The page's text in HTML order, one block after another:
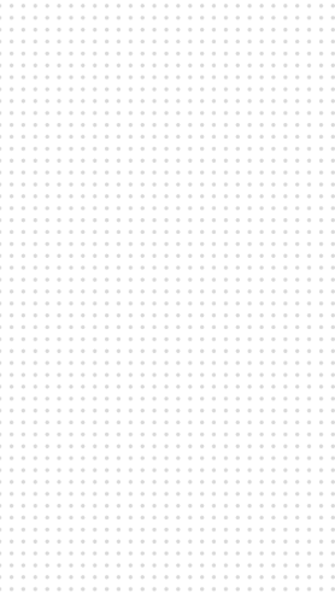
erbjuder någon form av
till dansgolv. Dock
faciliteterna mellan våra
den valda lokalen för att
utrustning och
dekor till mitt event?
uthyrning av möbler och
och bokningar kring detta
lokalen.
för säkerhetsåtgärder
av respektive venue. För
vänligen kontakta
ditt event kommer att hållas.